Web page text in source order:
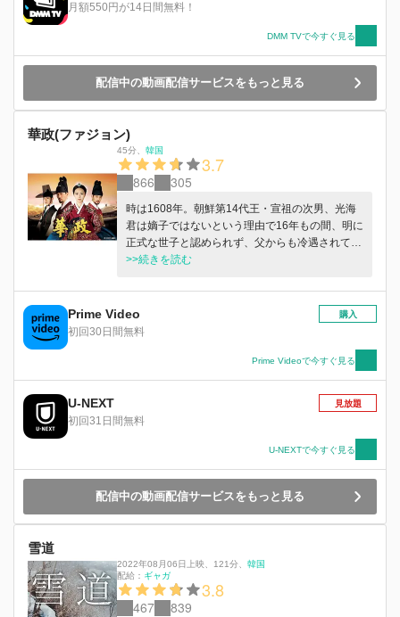
月額550円が14日間無料！
DMM TVで今すぐ見る
配信中の動画配信サービスをもっと見る
華政(ファジョン)
45分 韓国
3.7
866 305
時は1608年。朝鮮第14代王・宣祖の次男、光海
君は嫡子ではないという理由で16年もの間、明に
正式な世子と認められず、父からも冷遇されてい
る。光海君の心を癒してくれるのは、幼い異母妹
次期王の擁立をめぐり、朝廷はにわかに慌ただし
くなる。骨肉の争いを望まない光海君は、永昌大
君と貞明公主を守ると仁穆大妃に誓い、15代王に
げ、仁穆大妃は慶運宮に幽閉される。一方、宮殿
から逃げ出した貞明公主は倭国へ。奴隷として長
崎の硫黄鉱山に売られ、ファイという名で男のふ
りをして過酷な日々を生き抜いていた。数年後、
朝鮮通信使がやってくることを知ったファイは、
祖国に戻るきっかけをつかもうと江戸に向かい、
ホン・ジュウォンと出会う。彼は幼い頃に貞明公
主を守れなかった後悔を胸に抱きつつ、光海君が
設立した“火器都監”で働いていた。ファイは硫黄
の闇取引を手助けし、ジュウォンと共に朝鮮に帰
>>続きを読む
Prime Video
初回30日間無料
購入
Prime Videoで今すぐ見る
U-NEXT
初回31日間無料
見放題
U-NEXTで今すぐ見る
配信中の動画配信サービスをもっと見る
雪道
2022年08月06日上映 121分
韓国
配給： ギャガ
3.8
467 839